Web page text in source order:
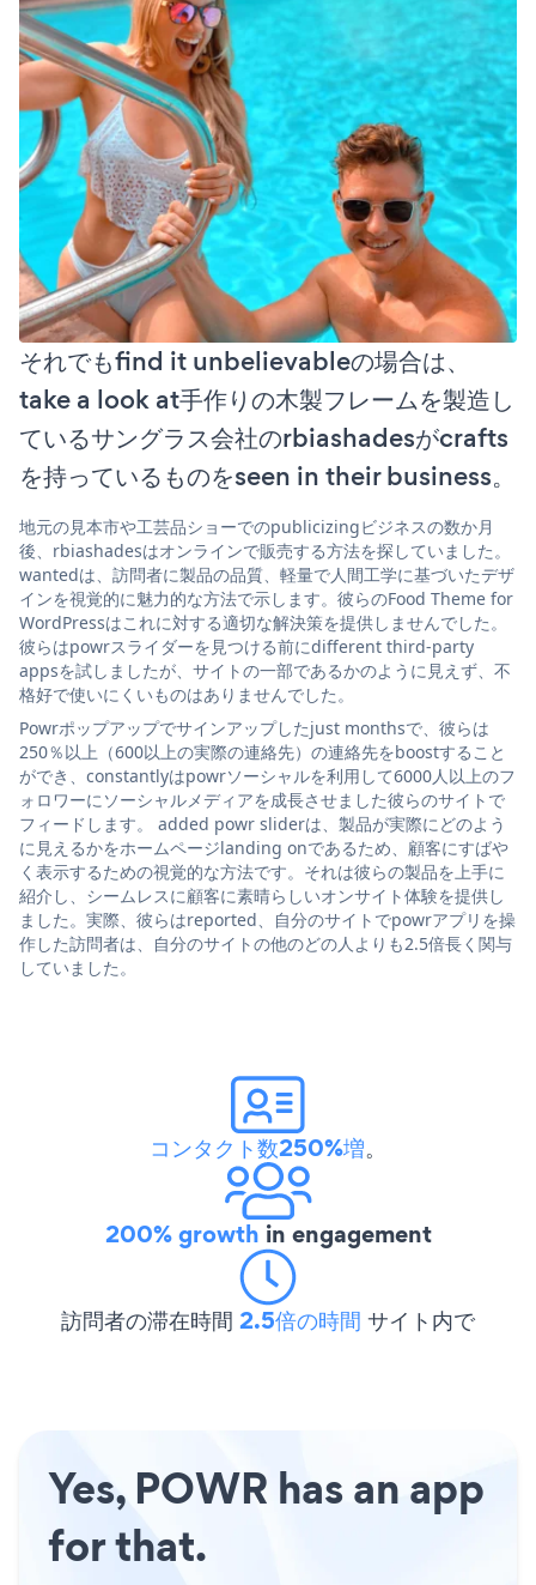
それでもfind it unbelievableの場合は、
take a look at手作りの木製フレームを製造し
ているサングラス会社のrbiashadesがcrafts
を持っているものをseen in their business。
地元の見本市や工芸品ショーでのpublicizingビジネスの数か月
後、rbiashadesはオンラインで販売する方法を探していました。
wantedは、訪問者に製品の品質、軽量で人間工学に基づいたデザ
インを視覚的に魅力的な方法で示します。彼らのFood Theme for
WordPressはこれに対する適切な解決策を提供しませんでした。
彼らはpowrスライダーを見つける前にdifferent third-party
appsを試しましたが、サイトの一部であるかのように見えず、不
格好で使いにくいものはありませんでした。
Powrポップアップでサインアップしたjust monthsで、彼らは
250％以上（600以上の実際の連絡先）の連絡先をboostすること
ができ、constantlyはpowrソーシャルを利用して6000人以上のフ
ォロワーにソーシャルメディアを成長させました彼らのサイトで
フィードします。 added powr sliderは、製品が実際にどのよう
に見えるかをホームページlanding onであるため、顧客にすばや
く表示するための視覚的な方法です。それは彼らの製品を上手に
紹介し、シームレスに顧客に素晴らしいオンサイト体験を提供し
ました。実際、彼らはreported、自分のサイトでpowrアプリを操
作した訪問者は、自分のサイトの他のどの人よりも2.5倍長く関与
していました。
コンタクト数250%増。
200% growth in engagement
訪問者の滞在時間 2.5倍の時間 サイト内で
Yes, POWR has an app
for that.